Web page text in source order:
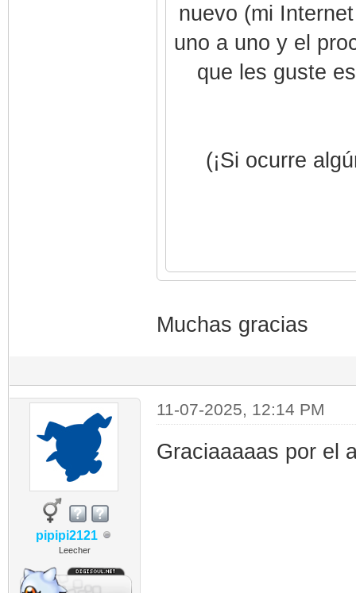
nuevo (mi
uno a uno y el
que les guste
(¡Si ocurre
Muchas gracias
pipipi2121
Leecher
11-07-2025, 12:14 PM
Graciaaaaas por el